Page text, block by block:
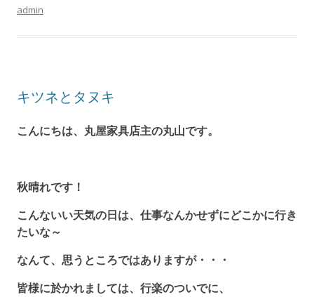
admin
キツネとタヌキ
こんにちは、丸屋家具店主の丸山です。
秋晴れです！
こんないい天気の日は、仕事なんかせずにどこかに行き
たいな～
なんて、思うところではありますが・・・
皆様に於かれましては、行楽のついでに、